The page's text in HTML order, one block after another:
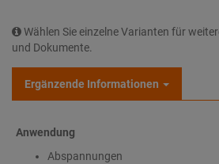
Wählen Sie einzelne Varianten für
und Dokumente.
Ergänzende Informationen
Anwendung
Abspannungen